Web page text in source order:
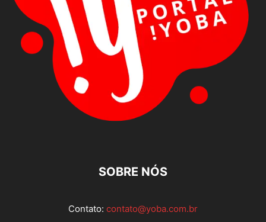
SOBRE NÓS
Contato: contato@yoba.com.br